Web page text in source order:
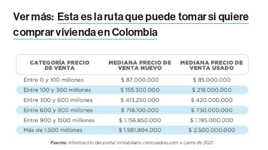
Ver más: Esta es la ruta que puede tomar si quiere
comprar vivienda en Colombia